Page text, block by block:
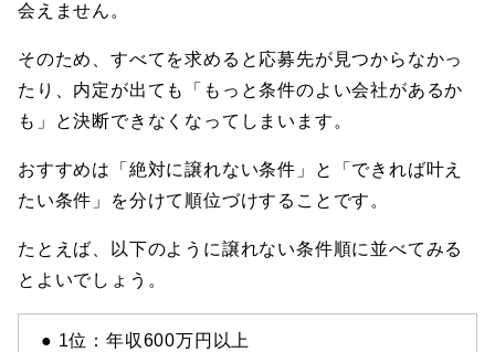
会えません。
そのため、すべてを求めると応募先が見つからなかっ
たり、内定が出ても「もっと条件のよい会社があるか
も」と決断できなくなってしまいます。
おすすめは「絶対に譲れない条件」と「できれば叶え
たい条件」を分けて順位づけすることです。
たとえば、以下のように譲れない条件順に並べてみる
とよいでしょう。
● 1位：年収600万円以上